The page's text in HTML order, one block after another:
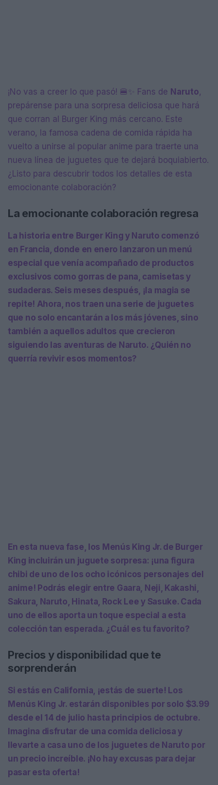
¡No vas a creer lo que pasó! 🍔✨ Fans de Naruto,
prepárense para una sorpresa deliciosa que hará
que corran al Burger King más cercano. Este
verano, la famosa cadena de comida rápida ha
vuelto a unirse al popular anime para traerte una
nueva línea de juguetes que te dejará boquiabierto.
¿Listo para descubrir todos los detalles de esta
emocionante colaboración?
La emocionante colaboración regresa
La historia entre Burger King y Naruto comenzó
en Francia, donde en enero lanzaron un menú
especial que venía acompañado de productos
exclusivos como gorras de pana, camisetas y
sudaderas. Seis meses después, ¡la magia se
repite! Ahora, nos traen una serie de juguetes
que no solo encantarán a los más jóvenes, sino
también a aquellos adultos que crecieron
siguiendo las aventuras de Naruto. ¿Quién no
querría revivir esos momentos?
En esta nueva fase, los Menús King Jr. de Burger
King incluirán un juguete sorpresa: ¡una figura
chibi de uno de los ocho icónicos personajes del
anime! Podrás elegir entre Gaara, Neji, Kakashi,
Sakura, Naruto, Hinata, Rock Lee y Sasuke. Cada
uno de ellos aporta un toque especial a esta
colección tan esperada. ¿Cuál es tu favorito?
Precios y disponibilidad que te
sorprenderán
Si estás en California, ¡estás de suerte! Los
Menús King Jr. estarán disponibles por solo $3.99
desde el 14 de julio hasta principios de octubre.
Imagina disfrutar de una comida deliciosa y
llevarte a casa uno de los juguetes de Naruto por
un precio increíble. ¡No hay excusas para dejar
pasar esta oferta!